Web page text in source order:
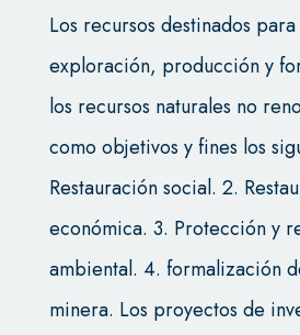
Los recursos destinados
exploración, producción y
los recursos naturales no
como objetivos y fines los
Restauración social. 2.
económica. 3. Protección y
ambiental. 4. formalización
minera. Los proyectos de